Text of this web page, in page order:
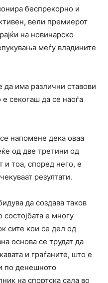
беспрекорно и
вели премиерот
на новинарско
меѓу владините
има различни ставови
секогаш да се наоѓа
напомене дека оваа
од две третини од
и тоа, според него, е
резултати.
да создава таков
состојбата е многу
сите кои се дел од
основа се трудат да
и граѓаните, што е
по денешното
на спортска сала во